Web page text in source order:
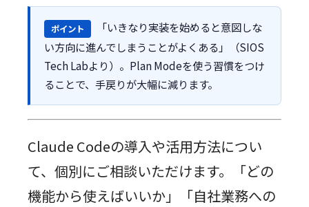
ポイント
「いきなり実装を始めると意図しな
い方向に進んでしまうことがよくある」（SIOS
Tech Labより）。Plan Modeを使う習慣をつけ
ることで、手戻りが大幅に減ります。
Claude Codeの導入や活用方法につい
て、個別にご相談いただけます。「どの
機能から使えばいいか」「自社業務への